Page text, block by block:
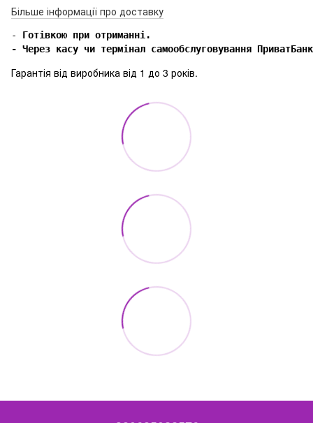
Більше інформації про доставку
-
Готівкою при отриманні.
- Через касу чи термінал самообслуговування ПриватБанк
Гарантія від виробника від 1 до 3 років.